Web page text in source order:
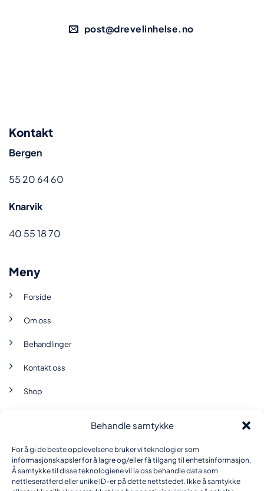
Behandle samtykke
For å gi de beste opplevelsene bruker vi teknologier som
informasjonskapsler for å lagre og/eller få tilgang til enhetsinformasjon.
Å samtykke til disse teknologiene vil la oss behandle data som
nettleseratferd eller unike ID-er på dette nettstedet. Ikke å samtykke
post@drevelinhelse.no
Kontakt
Bergen
55 20 64 60
Knarvik
40 55 18 70
Meny
Forside
Om oss
Behandlinger
Kontakt oss
Shop
Personvernerklæring
Informasjonskapsel-erklæring